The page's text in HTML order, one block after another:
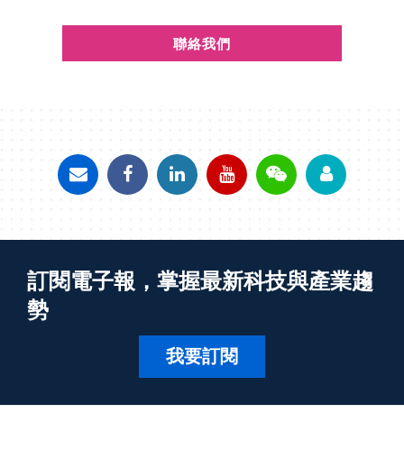
聯絡我們
訂閱電子報，掌握最新科技與產業趨
勢
我要訂閱